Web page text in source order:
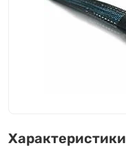
Характеристики